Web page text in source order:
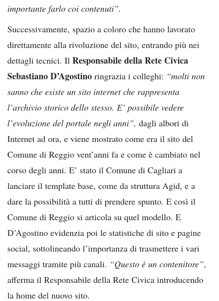
importante farlo coi contenuti”.
Successivamente, spazio a coloro che hanno lavorato
direttamente alla rivoluzione del sito, entrando più nei
dettagli tecnici. Il Responsabile della Rete Civica
Sebastiano D’Agostino ringrazia i colleghi: “molti non
sanno che esiste un sito internet che rappresenta
l’archivio storico dello stesso. E’ possibile vedere
l’evoluzione del portale negli anni”, dagli albori di
Internet ad ora, e viene mostrato come era il sito del
Comune di Reggio vent’anni fa e come è cambiato nel
corso degli anni. E’ stato il Comune di Cagliari a
lanciare il template base, come da struttura Agid, e a
dare la possibilità a tutti di prendere spunto. E così il
Comune di Reggio si articola su quel modello. E
D’Agostino evidenzia poi le statistiche di sito e pagine
social, sottolineando l’importanza di trasmettere i vari
messaggi tramite più canali. “Questo è un contenitore”,
afferma il Responsabile della Rete Civica introducendo
la home del nuovo sito.